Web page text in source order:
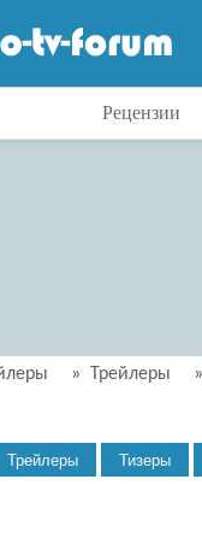
Рецензии
» Трейлеры »